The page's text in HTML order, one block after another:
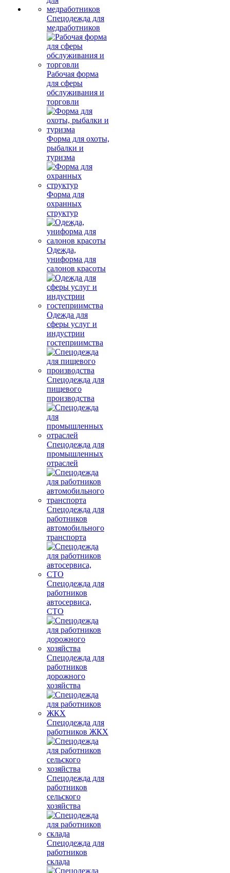
Спецодежда для
медработников
Рабочая форма
для сферы
обслуживания и
торговли
Форма для охоты,
рыбалки и
туризма
Форма для
охранных
структур
Одежда,
униформа для
салонов красоты
Одежда для
сферы услуг и
индустрии
гостеприимства
Спецодежда для
пищевого
производства
Спецодежда для
промышленных
отраслей
Спецодежда для
работников
автомобильного
транспорта
Спецодежда для
работников
автосервиса,
СТО
Спецодежда для
работников
дорожного
хозяйства
Спецодежда для
работников ЖКХ
Спецодежда для
работников
сельского
хозяйства
Спецодежда для
работников
склада